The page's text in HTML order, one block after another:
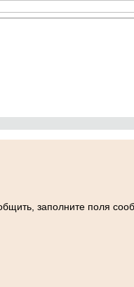
заполните поля